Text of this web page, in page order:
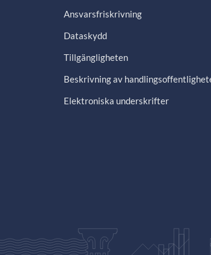
Ansvarsfriskrivning
Dataskydd
Tillgängligheten
Beskrivning av
Elektroniska underskrifter